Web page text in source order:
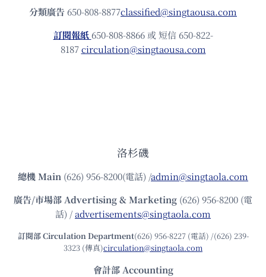
分類廣告 650-808-8877classified@singtaousa.com
訂閱報紙 650-808-8866 或 短信 650-822-
8187circulation@singtaousa.com
洛杉磯
總機Main (626) 956-8200(電話) /admin@singtaola.com
廣告/市場部Advertising & Marketing (626) 956-8200 (電
話) /advertisements@singtaola.com
訂閱部 Circulation Department(626) 956-8227 (電話) /(626) 239-
3323 (傳真)circulation@singtaola.com
會計部 Accounting